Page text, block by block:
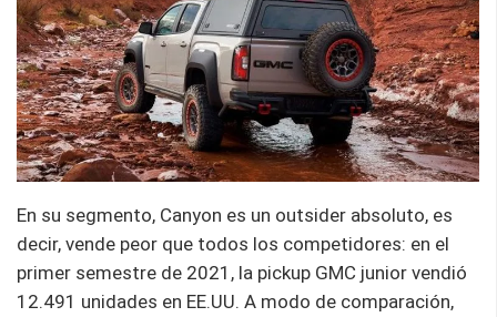
En su segmento, Canyon es un outsider absoluto, es
decir, vende peor que todos los competidores: en el
primer semestre de 2021, la pickup GMC junior vendió
12.491 unidades en EE.UU. A modo de comparación,